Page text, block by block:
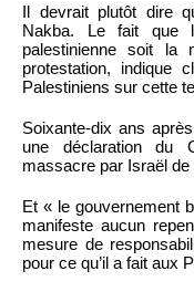
Il devrait plutôt dire
Nakba. Le fait que
palestinienne soit
protestation, indique
Palestiniens sur cette
Soixante-dix ans
une déclaration du
massacre par Israël
Et « le gouvernement
manifeste aucun
mesure de
pour ce qu’il a fait aux